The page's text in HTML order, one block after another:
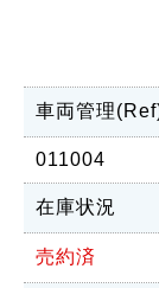
車両管理
011004
在庫状況
売約済